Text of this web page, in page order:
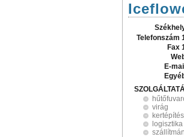
Telefonszám
Fax
E-
virág
kertépítés
logisztika